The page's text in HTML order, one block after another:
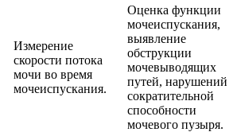
Измерение
скорости потока
мочи во время
мочеиспускания.
Оценка функции
мочеиспускания,
выявление
обструкции
мочевыводящих
путей, нарушений
сократительной
способности
мочевого пузыря.